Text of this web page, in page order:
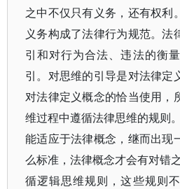
之中不仅只有义务，还有权利
义务构成了法律行为规范。法
引和对行为合法、违法的衡
引。对思维的引导是对法律定
对法律定义概念的恰当使用，
维过程中遵循法律思维的规则
能适应于法律概念，继而出现
么标准，法律概念才会有对错
循逻辑思维规则，这些规则